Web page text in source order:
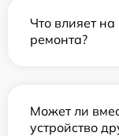
Что влияет
ремонта?
Может ли
устройство